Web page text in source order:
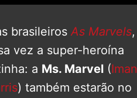
brasileiros As Marvels,
vez a super-heroína
a Ms. Marvel (Iman
) também estarão no